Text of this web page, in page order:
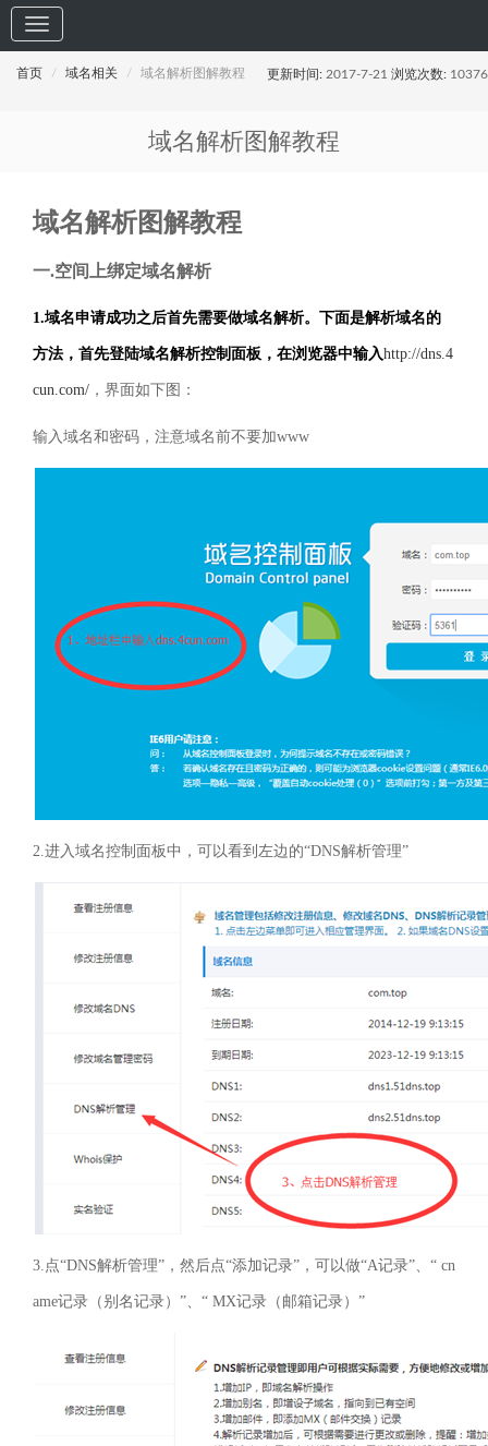
首页 域名相关 域名解析图解教程 更新时间: 2017-7-21 浏览次数: 10376
域名解析图解教程
域名解析图解教程
一.空间上绑定域名解析
1.域名申请成功之后首先需要做域名解析。下面是解析域名的
方法，首先登陆域名解析控制面板，在浏览器中输入http://dns.4
cun.com/ ，界面如下图：
输入域名和密码，注意域名前不要加www
2.进入域名控制面板中，可以看到左边的“DNS解析管理”
3. 点“DNS解析管理”，然后点“添加记录”，可以做“A记录”、“ cn
ame记录（别名记录）”、“ MX记录（邮箱记录）”